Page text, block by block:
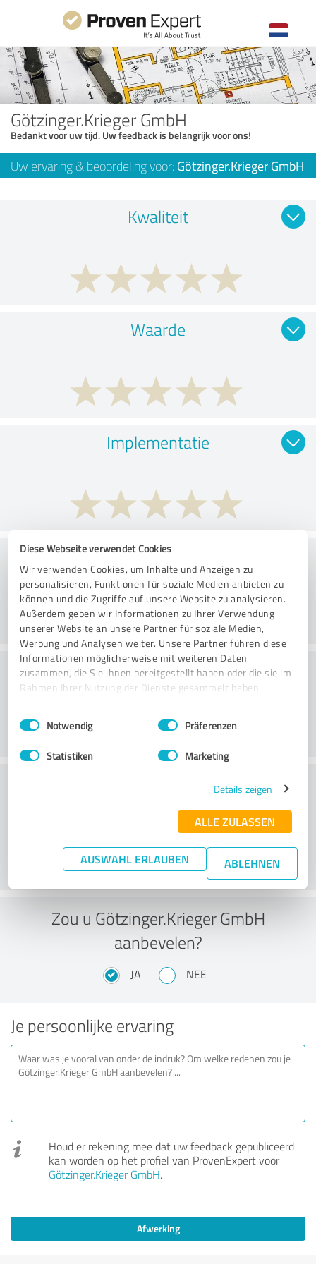
Diese Webseite verwendet Cookies
Wir verwenden Cookies, um Inhalte und Anzeigen zu
personalisieren, Funktionen für soziale Medien anbieten zu
können und die Zugriffe auf unsere Website zu analysieren.
Außerdem geben wir Informationen zu Ihrer Verwendung
unserer Website an unsere Partner für soziale Medien,
Werbung und Analysen weiter. Unsere Partner führen diese
Informationen möglicherweise mit weiteren Daten
zusammen, die Sie ihnen bereitgestellt haben oder die sie im
Rahmen Ihrer Nutzung der Dienste gesammelt haben.
Impressum Datenschutzbestimmungen
Einwilligungsauswahl
Notwendig Präferenzen
Statistiken Marketing
Details zeigen
ALLE ZULASSEN
AUSWAHL ERLAUBEN ABLEHNEN
Götzinger.Krieger GmbH
Bedankt voor uw tijd. Uw feedback is belangrijk voor ons!
Uw ervaring & beoordeling voor: Götzinger.Krieger GmbH
Kwaliteit
Waarde
Implementatie
Consulting
Klantenservice
Wat vind je van de prijs-
prestatieverhouding?
Zou u Götzinger.Krieger GmbH
aanbevelen?
JA NEE
Je persoonlijke ervaring
Houd er rekening mee dat uw feedback gepubliceerd
kan worden op het profiel van ProvenExpert voor
Götzinger.Krieger GmbH.
Afwerking